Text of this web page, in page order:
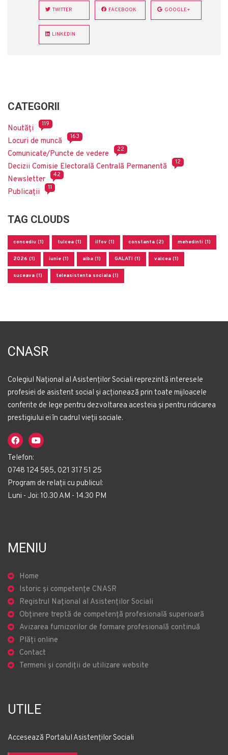
TWITTER FACEBOOK GOOGLE+
LINKEDIN
CATEGORII
Noutăți 119
Locuri de muncă 163
Comunicate/Puncte de vedere 22
Decizii Comisie Electorală Centrală Permanentă 12
Newsletter 42
Publicații 11
TAG CLOUDS
concediu (1) tulcea (1) ilfov (1) constanta (2) mehedinti (1)
2026 (1) iunie (1) alba (1) GALATI (1) valcea (1)
suceava (1) teleasistenta sociala (1)
CNASR
Colegiul Național al Asistenților Sociali reprezintă interesele
profesiei de asistent social și acționează prin toate mijloacele
conferite de lege pentru dezvoltarea acesteia și pentru ridicarea
prestigiului ei în cadrul vieții sociale.
Telefon:
0748 124 585, 021 317 51 25
Program de relații cu publicul:
Luni - Joi: 10.30 AM - 14.30 PM
MENIU
Home
Istoric și competențe CNASR
Registrul Național al Asistenților Sociali
Obținere treptă de competență profesională superioară
Avizarea furnizorilor de formare profesională continuă
Plăți online
Contact
Termeni și condiții de utilizare website
UTILE
Accesează Portalul Asistenților Sociali